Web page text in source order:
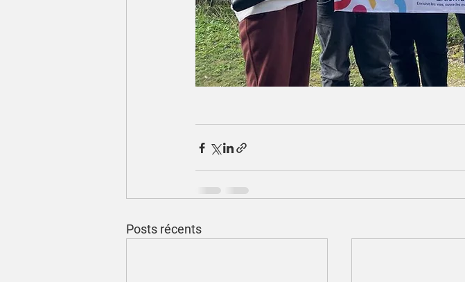
Posts récents